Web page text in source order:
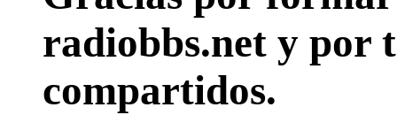
radiobbs.net y por
compartidos.